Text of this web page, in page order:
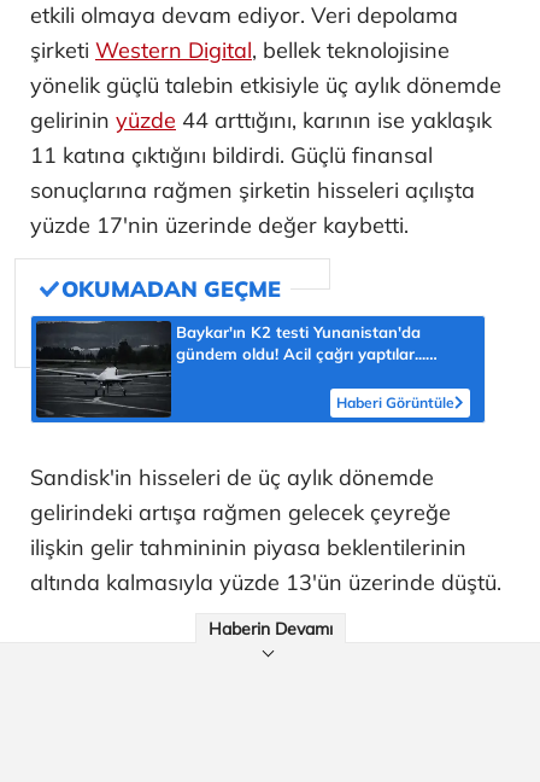
etkili olmaya devam ediyor. Veri depolama
şirketi Western Digital, bellek teknolojisine
yönelik güçlü talebin etkisiyle üç aylık dönemde
gelirinin yüzde 44 arttığını, karının ise yaklaşık
11 katına çıktığını bildirdi. Güçlü finansal
sonuçlarına rağmen şirketin hisseleri açılışta
yüzde 17'nin üzerinde değer kaybetti.
Baykar'ın K2 testi Yunanistan'da
gündem oldu! Acil çağrı yaptılar...
Haberi Görüntüle
Sandisk'in hisseleri de üç aylık dönemde
gelirindeki artışa rağmen gelecek çeyreğe
ilişkin gelir tahmininin piyasa beklentilerinin
altında kalmasıyla yüzde 13'ün üzerinde düştü.
Haberin Devamı